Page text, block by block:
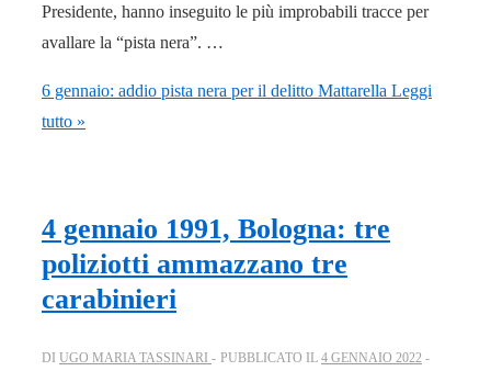
Presidente, hanno inseguito le più improbabili tracce per
avallare la “pista nera”. …
6 gennaio: addio pista nera per il delitto Mattarella Leggi
tutto »
4 gennaio 1991, Bologna: tre
poliziotti ammazzano tre
carabinieri
DI UGO MARIA TASSINARI PUBBLICATO IL 4 GENNAIO 2022